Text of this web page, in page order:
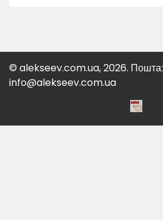
© alekseev.com.ua, 2026. Пошта:
info@alekseev.com.ua